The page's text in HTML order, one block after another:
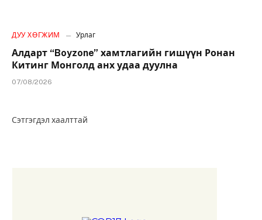
ДУУ ХӨГЖИМ Урлаг
Алдарт “Boyzone” хамтлагийн гишүүн Ронан
Китинг Монголд анх удаа дуулна
07/08/2026
Сэтгэгдэл хаалттай